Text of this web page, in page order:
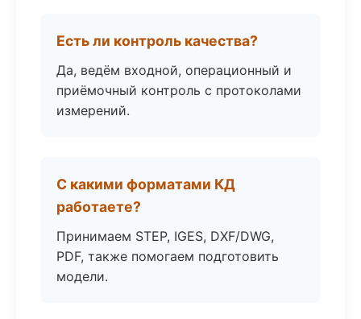
Есть ли контроль качества?
Да, ведём входной, операционный и
приёмочный контроль с протоколами
измерений.
С какими форматами КД
работаете?
Принимаем STEP, IGES, DXF/DWG,
PDF, также помогаем подготовить
модели.